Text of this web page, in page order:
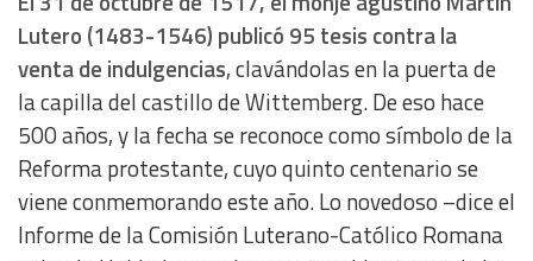
Lutero (1483-1546) publicó 95 tesis contra la
venta de indulgencias, clavándolas en la puerta de
la capilla del castillo de Wittemberg. De eso hace
500 años, y la fecha se reconoce como símbolo de la
Reforma protestante, cuyo quinto centenario se
viene conmemorando este año. Lo novedoso –dice el
Informe de la Comisión Luterano-Católico Romana